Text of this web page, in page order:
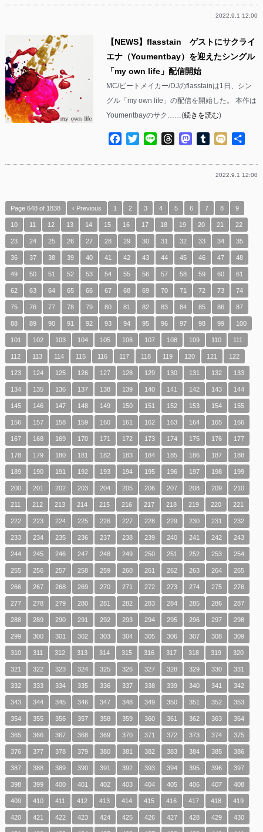
2022.9.1 12:00
【NEWS】flasstain ゲストにサクライ
エナ（Youmentbay）を迎えたシングル
「my own life」配信開始
MC/ビートメイカー/DJのflasstainは1日、シン
グル「my own life」の配信を開始した。 本作は
Youmentbayのサク……(続きを読む)
Facebook
TwitterLine ThreadsMastodon
Tumblr
Mixi
2022.9.1 12:00
Page 648 of 1838 ‹ Previous 1 2 3 4 5 6 7 8 9
10 11 12 13 14 15 16 17 18 19 20 21 22
23 24 25 26 27 28 29 30 31 32 33 34 35
36 37 38 39 40 41 42 43 44 45 46 47 48
49 50 51 52 53 54 55 56 57 58 59 60 61
62 63 64 65 66 67 68 69 70 71 72 73 74
75 76 77 78 79 80 81 82 83 84 85 86 87
88 89 90 91 92 93 94 95 96 97 98 99 100
101 102 103 104 105 106 107 108 109 110 111
112 113 114 115 116 117 118 119 120 121 122
123 124 125 126 127 128 129 130 131 132 133
134 135 136 137 138 139 140 141 142 143 144
145 146 147 148 149 150 151 152 153 154 155
156 157 158 159 160 161 162 163 164 165 166
167 168 169 170 171 172 173 174 175 176 177
178 179 180 181 182 183 184 185 186 187 188
189 190 191 192 193 194 195 196 197 198 199
200 201 202 203 204 205 206 207 208 209 210
211 212 213 214 215 216 217 218 219 220 221
222 223 224 225 226 227 228 229 230 231 232
233 234 235 236 237 238 239 240 241 242 243
244 245 246 247 248 249 250 251 252 253 254
255 256 257 258 259 260 261 262 263 264 265
266 267 268 269 270 271 272 273 274 275 276
277 278 279 280 281 282 283 284 285 286 287
288 289 290 291 292 293 294 295 296 297 298
299 300 301 302 303 304 305 306 307 308 309
310 311 312 313 314 315 316 317 318 319 320
321 322 323 324 325 326 327 328 329 330 331
332 333 334 335 336 337 338 339 340 341 342
343 344 345 346 347 348 349 350 351 352 353
354 355 356 357 358 359 360 361 362 363 364
365 366 367 368 369 370 371 372 373 374 375
376 377 378 379 380 381 382 383 384 385 386
387 388 389 390 391 392 393 394 395 396 397
398 399 400 401 402 403 404 405 406 407 408
409 410 411 412 413 414 415 416 417 418 419
420 421 422 423 424 425 426 427 428 429 430